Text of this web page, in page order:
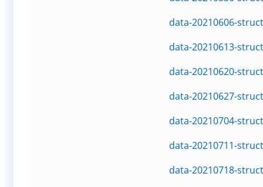
data-20210606-
data-20210613-
data-20210620-
data-20210627-
data-20210704-
data-20210711-
data-20210718-